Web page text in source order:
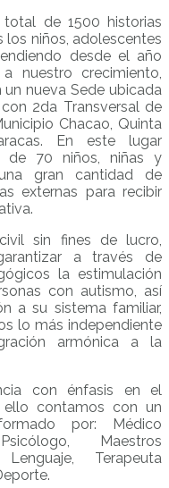
de 1500 historias
niños, adolescentes
desde el año
nuestro crecimiento,
nueva Sede ubicada
2da Transversal de
Chacao, Quinta
En este lugar
de 70 niños, niñas y
gran cantidad de
externas para recibir
sin fines de lucro,
a través de
la estimulación
con autismo, así
a su sistema familiar,
lo más independiente
armónica a la
con énfasis en el
contamos con un
por: Médico
Maestros
Terapeuta